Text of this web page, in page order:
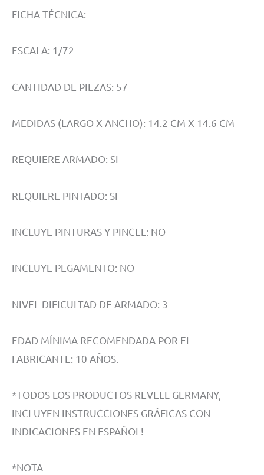
FICHA TÉCNICA:
ESCALA: 1/72
CANTIDAD DE PIEZAS: 57
MEDIDAS (LARGO X ANCHO): 14.2 CM X 14.6 CM
REQUIERE ARMADO: SI
REQUIERE PINTADO: SI
INCLUYE PINTURAS Y PINCEL: NO
INCLUYE PEGAMENTO: NO
NIVEL DIFICULTAD DE ARMADO: 3
EDAD MÍNIMA RECOMENDADA POR EL
FABRICANTE: 10 AÑOS.
*TODOS LOS PRODUCTOS REVELL GERMANY,
INCLUYEN INSTRUCCIONES GRÁFICAS CON
INDICACIONES EN ESPAÑOL!
*NOTA